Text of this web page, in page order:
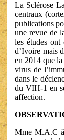
La Sclérose
centraux
publications
une revue de
les études
d’Ivoire mais
en 2014 que
virus de
dans le
du VIH-1 en
affection.
Mme M.A.C